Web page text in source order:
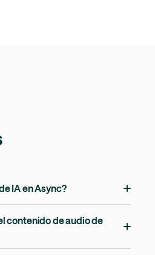
IA en Async?
contenido de audio de